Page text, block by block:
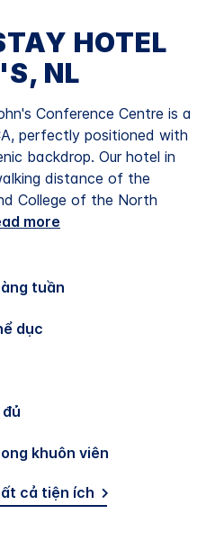
HOTEL
NL
Conference Centre is a
perfectly positioned with
backdrop. Our hotel in
distance of the
College of the North
more
tuần
dục
đủ
khuôn viên
cả tiện ích